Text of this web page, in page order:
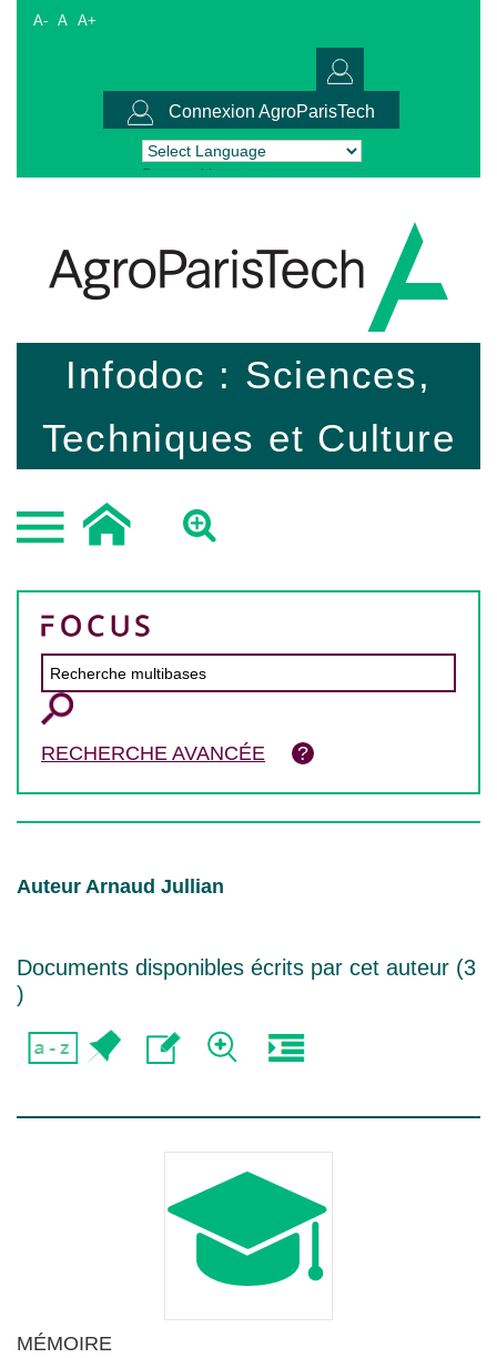
A- A A+
Connexion AgroParisTech
Powered by Translate
Infodoc : Sciences,
Techniques et Culture
RECHERCHE AVANCÉE
Auteur Arnaud Jullian
Documents disponibles écrits par cet auteur (3
)
MÉMOIRE